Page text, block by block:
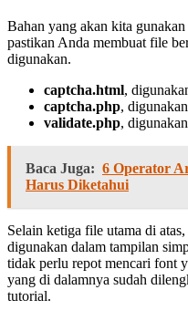
Bahan yang akan kita
pastikan Anda membuat file
digunakan.
captcha.html,
captcha.php,
validate.php,
Baca Juga: 6 Operator
Harus Diketahui
Selain ketiga file utama di
digunakan dalam tampilan
tidak perlu repot mencari font
yang di dalamnya sudah
tutorial.